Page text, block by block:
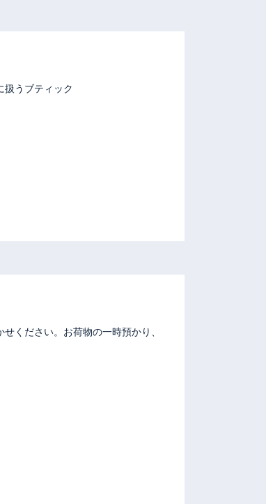
扱うブティック
ください。お荷物の一時預かり、